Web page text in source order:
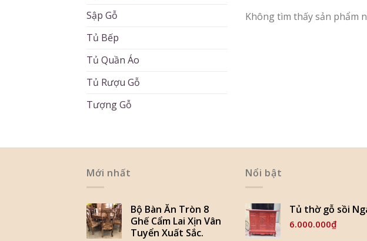
Sập Gỗ
Tủ Bếp
Tủ Quần Áo
Tủ Rượu Gỗ
Tượng Gỗ
Không tìm thấy sản phẩm
Mới nhất
Bộ Bàn Ăn Tròn 8
Ghế Cẩm Lai Xịn Vân
Tuyển Xuất Sắc.
Nổi bật
Tủ thờ gỗ sồi
6.000.000₫